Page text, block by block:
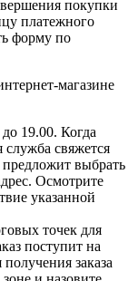
покупки
платежного
форму по
магазине
до 19.00. Когда
служба свяжется
выбрать
Осмотрите
указанной
точек для
поступит на
заказа